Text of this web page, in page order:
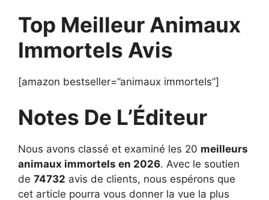
Top Meilleur Animaux
Immortels Avis
[amazon bestseller=”animaux immortels”]
Notes De L’Éditeur
Nous avons classé et examiné les 20 meilleurs
animaux immortels en 2026. Avec le soutien
de 74732 avis de clients, nous espérons que
cet article pourra vous donner la vue la plus